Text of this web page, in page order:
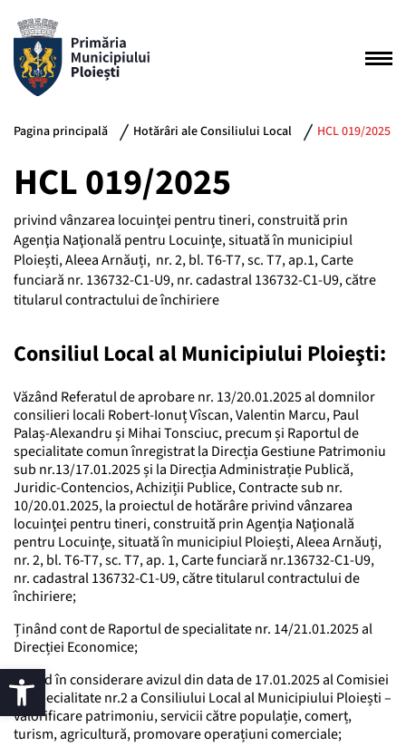
Pagina principală Hotărâri ale Consiliului Local HCL 019/2025
HCL 019/2025
privind vânzarea locuinţei pentru tineri, construită prin
Agenţia Naţională pentru Locuinţe, situată în municipiul
Ploiești, Aleea Arnăuți, nr. 2, bl. T6-T7, sc. T7, ap.1, Carte
funciară nr. 136732-C1-U9, nr. cadastral 136732-C1-U9, către
titularul contractului de închiriere
Consiliul Local al Municipiului Ploieşti:
Văzând Referatul de aprobare nr. 13/20.01.2025 al domnilor
consilieri locali Robert-Ionuț Vîscan, Valentin Marcu, Paul
Palaș-Alexandru și Mihai Tonsciuc, precum și Raportul de
specialitate comun înregistrat la Direcția Gestiune Patrimoniu
sub nr.13/17.01.2025 și la Direcția Administrație Publică,
Juridic-Contencios, Achiziții Publice, Contracte sub nr.
10/20.01.2025, la proiectul de hotărâre privind vânzarea
locuinţei pentru tineri, construită prin Agenţia Naţională
pentru Locuinţe, situată în municipiul Ploiești, Aleea Arnăuți,
nr. 2, bl. T6-T7, sc. T7, ap. 1, Carte funciară nr.136732-C1-U9,
nr. cadastral 136732-C1-U9, către titularul contractului de
închiriere;
Ținând cont de Raportul de specialitate nr. 14/21.01.2025 al
Direcției Economice;
Luând în considerare avizul din data de 17.01.2025 al Comisiei
de specialitate nr.2 a Consiliului Local al Municipiului Ploiești –
valorificare patrimoniu, servicii către populație, comerț,
turism, agricultură, promovare operațiuni comerciale;